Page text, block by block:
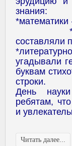
знания:
составляли
угадывали
буквам
строки.
День
ребятам,
и
Читать далее...